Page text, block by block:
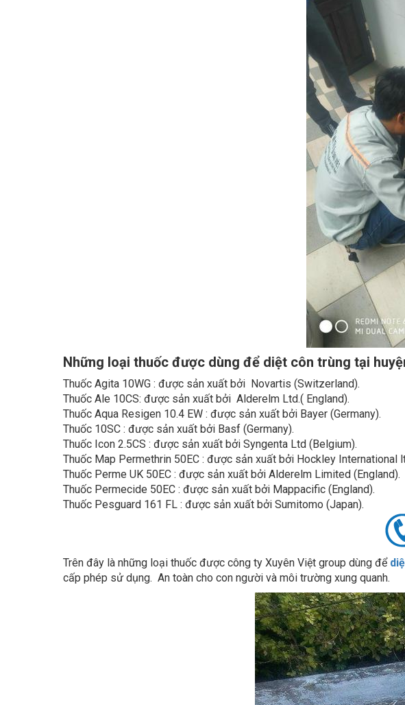
Những loại thuốc được dùng để diệt côn trùng tại
Thuốc Agita 10WG : được sản xuất bởi Novartis (Switzerland).
Thuốc Ale 10CS: được sản xuất bởi Alderelm Ltd.( England).
Thuốc Aqua Resigen 10.4 EW : được sản xuất bởi Bayer (Germany).
Thuốc 10SC : được sản xuất bởi Basf (Germany).
Thuốc Icon 2.5CS : được sản xuất bởi Syngenta Ltd (Belgium).
Thuốc Map Permethrin 50EC : được sản xuất bởi Hockley International
Thuốc Perme UK 50EC : được sản xuất bởi Alderelm Limited (England).
Thuốc Permecide 50EC : được sản xuất bởi Mappacific (England).
Thuốc Pesguard 161 FL : được sản xuất bởi Sumitomo (Japan).
Trên đây là những loại thuốc được công ty Xuyên Việt group dùng để
cấp phép sử dụng. An toàn cho con người và môi trường xung quanh.